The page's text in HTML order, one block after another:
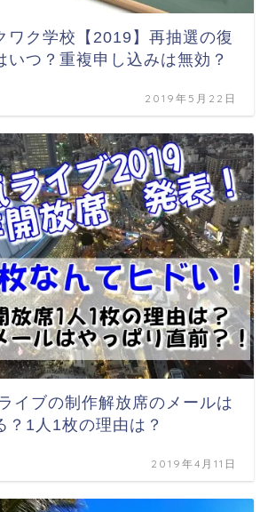
ワク学校【2019】再抽選の復
いつ？重複申し込みは無効？
2019年5月22日
イブの制作解放席のメールは
？1人1枚の理由は？
2019年4月11日